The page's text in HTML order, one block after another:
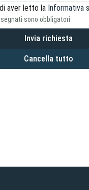
aver letto la Informativa
sono obbligatori
Cancella tutto
Invia richiesta